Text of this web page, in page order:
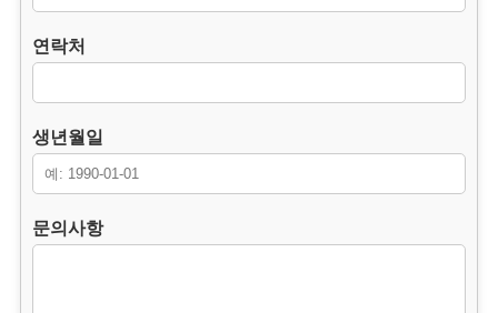
본 홈페이지는 개인정보 수집 및 이용목적이 달성된 후에는 해
당 정보를 지체 없이 파기합니다.
단, 다음의 정보에 대해서는 아래의 이유로 명시한 기간 동안 보
존합니다.
– 보존 근거 : 소비자의 불만 또는 분쟁처리에 관한 기록.(전자상
연락처
생년월일
문의사항